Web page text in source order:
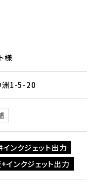
様
洲1-5-20
インクジェット出力
インクジェット出力